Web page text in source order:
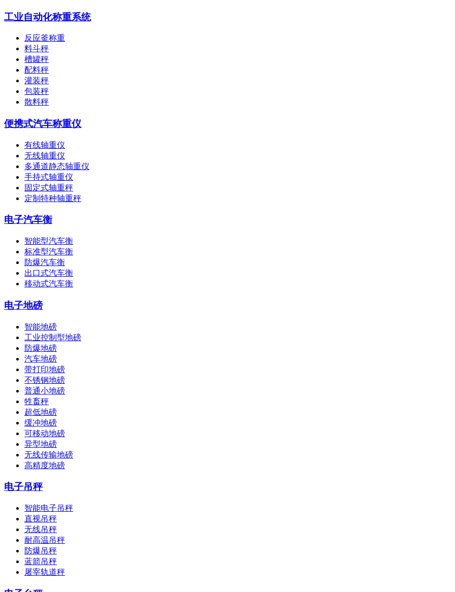
工业自动化称重系统
反应釜称重
料斗秤
槽罐秤
配料秤
灌装秤
包装秤
散料秤
便携式汽车称重仪
有线轴重仪
无线轴重仪
多通道静态轴重仪
手持式轴重仪
固定式轴重秤
定制特种轴重秤
电子汽车衡
智能型汽车衡
标准型汽车衡
防爆汽车衡
出口式汽车衡
移动式汽车衡
电子地磅
智能地磅
工业控制型地磅
防爆地磅
汽车地磅
带打印地磅
不锈钢地磅
普通小地磅
牲畜秤
超低地磅
缓冲地磅
可移动地磅
异型地磅
无线传输地磅
高精度地磅
电子吊秤
智能电子吊秤
直视吊秤
无线吊秤
耐高温吊秤
防爆吊秤
蓝箭吊秤
屠宰轨道秤